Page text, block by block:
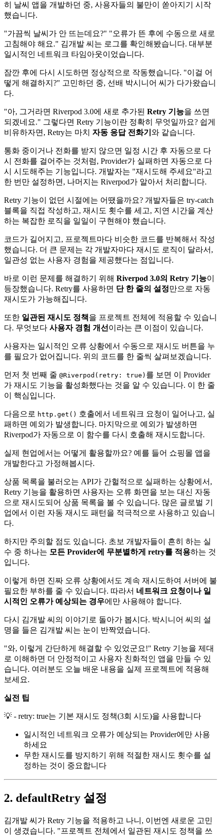
히 날씨 앱을 개발하던 중, 사용자들의 불만이 쏟아지기 시작
했습니다.
"가끔씩 날씨가 안 뜨는데요?" "오류가 뜬 후에 수동으로 새로
고침해야 해요." 김개발 씨는 로그를 확인해봤습니다. 대부분
일시적인 네트워크 타임아웃이었습니다.
잠깐 후에 다시 시도하면 정상적으로 작동했습니다. "이걸 어
떻게 해결하지?" 고민하던 중, 선배 박시니어 씨가 다가왔습니
다.
"아, 그거라면 Riverpod 3.0에 새로 추가된 Retry 기능을 쓰면
되겠네요." 그렇다면 Retry 기능이란 정확히 무엇일까요? 쉽게
비유하자면, Retry는 마치 자동 응답 전화기 와 같습니다.
통화 중이거나 전화를 받지 않으면 일정 시간 후 자동으로 다
시 전화를 걸어주는 것처럼, Provider가 실패하면 자동으로 다
시 시도해주는 기능입니다. 개발자는 "재시도해 주세요"라고
한 번만 설정하면, 나머지는 Riverpod가 알아서 처리합니다.
Retry 기능이 없던 시절에는 어땠을까요? 개발자들은 try-catch
블록을 직접 작성하고, 재시도 횟수를 세고, 지연 시간을 계산
하는 복잡한 로직을 일일이 구현해야 했습니다.
코드가 길어지고, 프로젝트마다 비슷한 코드를 반복해서 작성
했습니다. 더 큰 문제는 각 개발자마다 재시도 로직이 달라서,
일관성 없는 사용자 경험을 제공했다는 점입니다.
바로 이런 문제를 해결하기 위해 Riverpod 3.0의 Retry 기능이
등장했습니다. Retry를 사용하면 단 한 줄의 설정만으로 자동
재시도가 가능해집니다.
또한 일관된 재시도 정책을 프로젝트 전체에 적용할 수 있습니
다. 무엇보다 사용자 경험 개선 이라는 큰 이점이 있습니다.
사용자는 일시적인 오류 상황에서 수동으로 재시도 버튼을 누
를 필요가 없어집니다. 위의 코드를 한 줄씩 살펴보겠습니다.
먼저 첫 번째 줄 @Riverpod(retry: true) 를 보면 이 Provider
가 재시도 기능을 활성화했다는 것을 알 수 있습니다. 이 한 줄
이 핵심입니다.
다음으로 http.get() 호출에서 네트워크 요청이 일어나고, 실
패하면 예외가 발생합니다. 마지막으로 예외가 발생하면
Riverpod가 자동으로 이 함수를 다시 호출해 재시도합니다.
실제 현업에서는 어떻게 활용할까요? 예를 들어 쇼핑몰 앱을
개발한다고 가정해봅시다.
상품 목록을 불러오는 API가 간헐적으로 실패하는 상황에서,
Retry 기능을 활용하면 사용자는 오류 화면을 보는 대신 자동
으로 재시도되어 상품 목록을 볼 수 있습니다. 많은 글로벌 기
업에서 이런 자동 재시도 패턴을 적극적으로 사용하고 있습니
다.
하지만 주의할 점도 있습니다. 초보 개발자들이 흔히 하는 실
수 중 하나는 모든 Provider에 무분별하게 retry를 적용하는 것
입니다.
이렇게 하면 진짜 오류 상황에서도 계속 재시도하여 서버에 불
필요한 부하를 줄 수 있습니다. 따라서 네트워크 요청이나 일
시적인 오류가 예상되는 경우에만 사용해야 합니다.
다시 김개발 씨의 이야기로 돌아가 봅시다. 박시니어 씨의 설
명을 들은 김개발 씨는 눈이 반짝였습니다.
"와, 이렇게 간단하게 해결할 수 있었군요!" Retry 기능을 제대
로 이해하면 더 안정적이고 사용자 친화적인 앱을 만들 수 있
습니다. 여러분도 오늘 배운 내용을 실제 프로젝트에 적용해
보세요.
실전 팁
💡 - retry: true는 기본 재시도 정책(3회 시도)을 사용합니다
일시적인 네트워크 오류가 예상되는 Provider에만 사용
하세요
무한 재시도를 방지하기 위해 적절한 재시도 횟수를 설
정하는 것이 중요합니다
2. defaultRetry 설정
김개발 씨가 Retry 기능을 적용하고 나니, 이번엔 새로운 고민
이 생겼습니다. "프로젝트 전체에서 일관된 재시도 정책을 쓰